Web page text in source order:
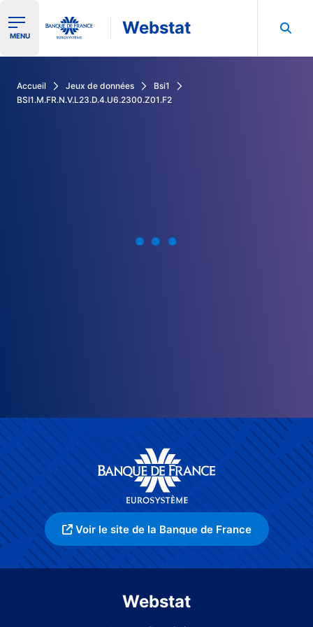
Ouvrir le menu de navigation
MENU Webstat
Accueil Jeux de données
Bsi1
BSI1.M.FR.N.V.L23.D.4.U6.2300.Z01.F2
Voir le site de la Banque de France
Webstat